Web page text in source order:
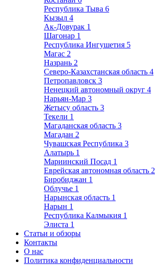
Республика Тыва 6
Кызыл 4
Ак-Довурак 1
Шагонар 1
Республика Ингушетия 5
Магас 2
Назрань 2
Северо-Казахстанская область 4
Петропавловск 3
Ненецкий автономный округ 4
Нарьян-Мар 3
Жетысу область 3
Текели 1
Магаданская область 3
Магадан 2
Чувашская Республика 3
Алатырь 1
Мариинский Посад 1
Еврейская автономная область 2
Биробиджан 1
Облучье 1
Нарынская область 1
Нарын 1
Республика Калмыкия 1
Элиста 1
Статьи и обзоры
Контакты
О нас
Политика конфиденциальности